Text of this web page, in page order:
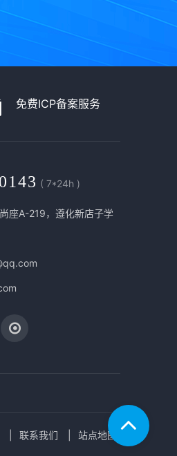
免费ICP备案服务
( 7*24h )
座A-219，遵化新店子学
联系我们 站点地图